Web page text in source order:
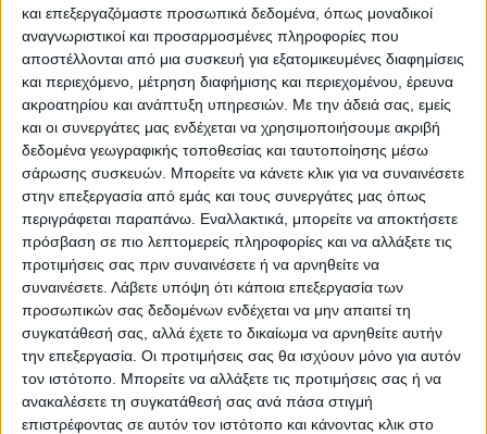
και επεξεργαζόμαστε προσωπικά δεδομένα, όπως μοναδικοί
αναγνωριστικοί και προσαρμοσμένες πληροφορίες που
αποστέλλονται από μια συσκευή για εξατομικευμένες διαφημίσεις
και περιεχόμενο, μέτρηση διαφήμισης και περιεχομένου, έρευνα
ακροατηρίου και ανάπτυξη υπηρεσιών. Με την άδειά σας, εμείς
και οι συνεργάτες μας ενδέχεται να χρησιμοποιήσουμε ακριβή
δεδομένα γεωγραφικής τοποθεσίας και ταυτοποίησης μέσω
σάρωσης συσκευών. Μπορείτε να κάνετε κλικ για να συναινέσετε
στην επεξεργασία από εμάς και τους συνεργάτες μας όπως
περιγράφεται παραπάνω. Εναλλακτικά, μπορείτε να αποκτήσετε
πρόσβαση σε πιο λεπτομερείς πληροφορίες και να αλλάξετε τις
προτιμήσεις σας πριν συναινέσετε ή να αρνηθείτε να
συναινέσετε. Λάβετε υπόψη ότι κάποια επεξεργασία των
προσωπικών σας δεδομένων ενδέχεται να μην απαιτεί τη
συγκατάθεσή σας, αλλά έχετε το δικαίωμα να αρνηθείτε αυτήν
την επεξεργασία. Οι προτιμήσεις σας θα ισχύουν μόνο για αυτόν
τον ιστότοπο. Μπορείτε να αλλάξετε τις προτιμήσεις σας ή να
ανακαλέσετε τη συγκατάθεσή σας ανά πάσα στιγμή
επιστρέφοντας σε αυτόν τον ιστότοπο και κάνοντας κλικ στο
ΝΕΟΣ ΑΓΩΝ
https://neosagon.gr
Η Αρχαιότερη Καθημερινή Πρωινή Εφημερίδα της Καρδίτσας
ΠΑΡΟΜΟΙΑ ΑΡΘΡΑ